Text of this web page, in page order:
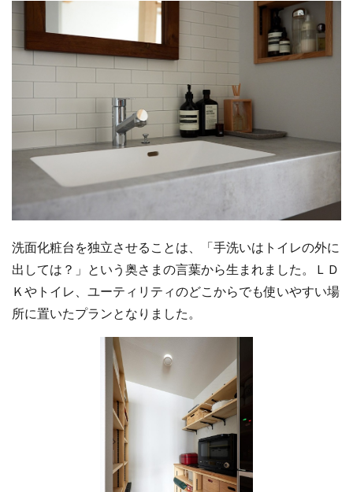
洗面化粧台を独立させることは、「手洗いはトイレの外に
出しては？」という奥さまの言葉から生まれました。ＬＤ
Ｋやトイレ、ユーティリティのどこからでも使いやすい場
所に置いたプランとなりました。